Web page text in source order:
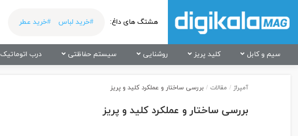
هشتگ های داغ: #خرید لباس #خرید عطر
سیم و کابل کلید پریز روشنایی سیستم حفاظتی درب اتوماتیک
آمپراژ / مقالات / بررسی ساختار و عملکرد کلید و پریز
بررسی ساختار و عملکرد کلید و پریز